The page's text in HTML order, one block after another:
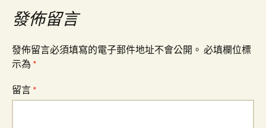
導
覽
發佈留言
發佈留言必須填寫的電子郵件地址不會公開。 必填欄位標
示為 *
留言 *